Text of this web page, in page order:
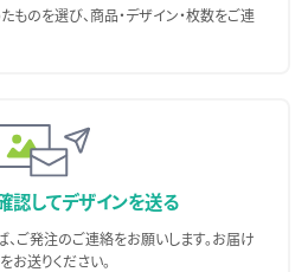
のを選び、商品・デザイン・枚数をご連
認してデザインを送る
ご発注のご連絡をお願いします。お届け
お送りください。